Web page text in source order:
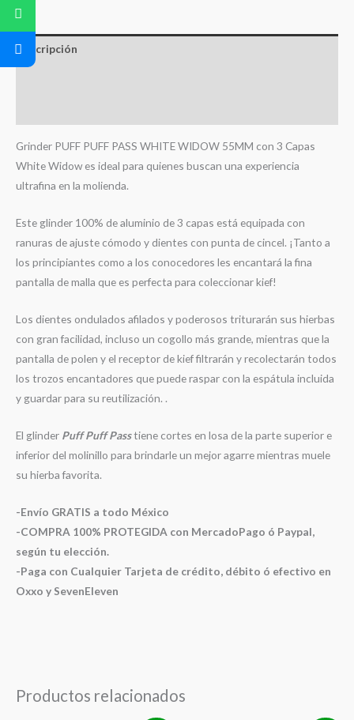
Descripción
Grinder PUFF PUFF PASS WHITE WIDOW 55MM con 3 Capas
White Widow es ideal para quienes buscan una experiencia
ultrafina en la molienda.
Este glinder 100% de aluminio de 3 capas está equipada con
ranuras de ajuste cómodo y dientes con punta de cincel. ¡Tanto a
los principiantes como a los conocedores les encantará la fina
pantalla de malla que es perfecta para coleccionar kief!
Los dientes ondulados afilados y poderosos triturarán sus hierbas
con gran facilidad, incluso un cogollo más grande, mientras que la
pantalla de polen y el receptor de kief filtrarán y recolectarán todos
los trozos encantadores que puede raspar con la espátula incluida
y guardar para su reutilización. .
El glinder Puff Puff Passtiene cortes en losa de la parte superior e
inferior del molinillo para brindarle un mejor agarre mientras muele
su hierba favorita.
-Envío GRATIS a todo México
-COMPRA 100% PROTEGIDA con MercadoPago ó Paypal,
según tu elección.
-Paga con Cualquier Tarjeta de crédito, débito ó efectivo en
Oxxo y SevenEleven
Productos relacionados